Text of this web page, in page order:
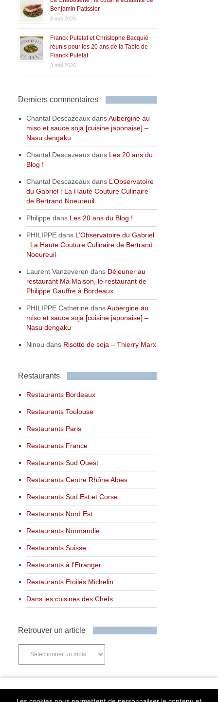
Benjamin Patissier
8 mai 2026
Franck Putelat et Christophe Bacquié
réunis pour les 20 ans de la Table de
Franck Putelat
3 mai 2026
Derniers commentaires
Chantal Descazeaux dansAubergine au
miso et sauce soja [cuisine japonaise] –
Nasu dengaku
Chantal Descazeaux dans Les 20 ans du
Blog !
Chantal Descazeaux dans L’Observatoire
du Gabriel : La Haute Couture Culinaire
de Bertrand Noeureuil
Philippe dans Les 20 ans du Blog !
PHILIPPE dans L’Observatoire du Gabriel
: La Haute Couture Culinaire de Bertrand
Noeureuil
Laurent Vanzeveren dans Déjeuner au
restaurant Ma Maison, le restaurant de
Philippe Gauffre à Bordeaux
PHILIPPE Catherine dansAubergine au
miso et sauce soja [cuisine japonaise] –
Nasu dengaku
Ninou dans Risotto de soja – Thierry Marx
Restaurants
Restaurants Bordeaux
Restaurants Toulouse
Restaurants Paris
Restaurants France
Restaurants Sud Ouest
Restaurants Centre Rhône Alpes
Restaurants Sud Est et Corse
Restaurants Nord Est
Restaurants Normandie
Restaurants Suisse
Restaurants à l’Etranger
Restaurants Etoilés Michelin
Dans les cuisines des Chefs
Retrouver un article